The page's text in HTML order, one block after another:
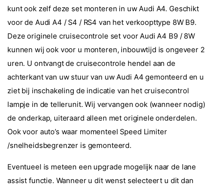
kunt ook zelf deze set monteren in uw Audi A4. Geschikt
voor de Audi A4 / S4 / RS4 van het verkoopttype 8W B9.
Deze originele cruisecontrole set voor Audi A4 B9 / 8W
kunnen wij ook voor u monteren, inbouwtijd is ongeveer 2
uren. U ontvangt de cruisecontrole hendel aan de
achterkant van uw stuur van uw Audi A4 gemonteerd en u
ziet bij inschakeling de indicatie van het cruisecontrol
lampje in de tellerunit. Wij vervangen ook (wanneer nodig)
de onderkap, uiteraard alleen met originele onderdelen.
Ook voor auto’s waar momenteel Speed Limiter
/snelheidsbegrenzer is gemonteerd.
Eventueel is meteen een upgrade mogelijk naar de lane
assist functie. Wanneer u dit wenst selecteert u dit dan